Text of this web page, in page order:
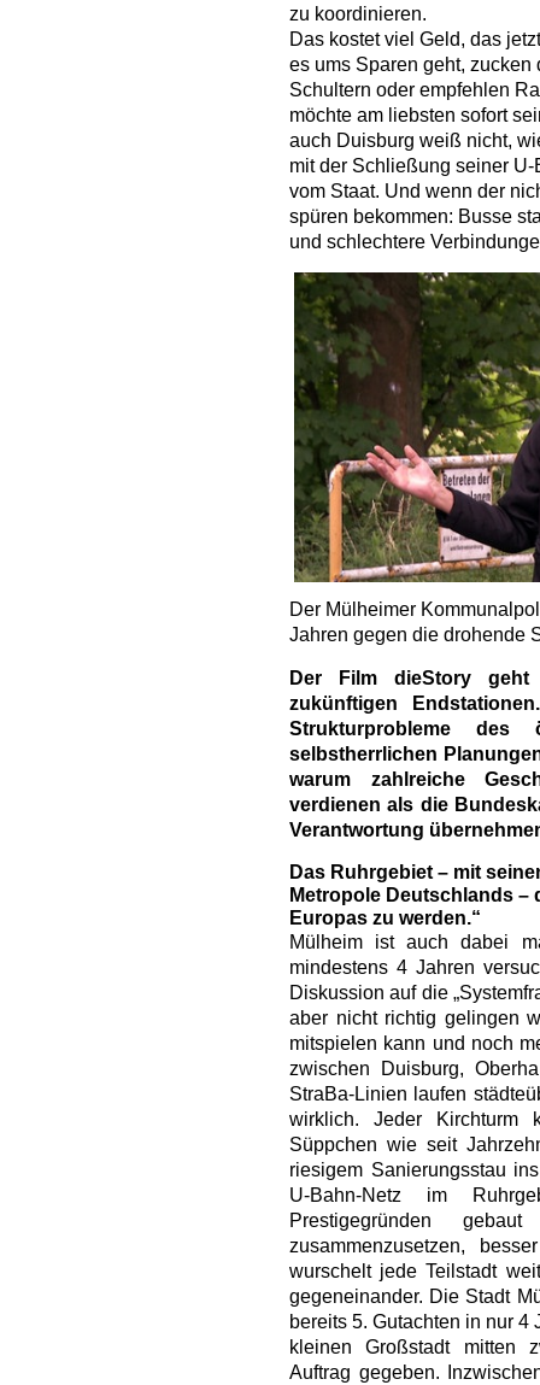
zu koordinieren.
Das kostet viel Geld, das
es ums Sparen geht,
Schultern oder empfehlen
möchte am liebsten sofort
auch Duisburg weiß nicht,
mit der Schließung seiner
vom Staat. Und wenn der
spüren bekommen: Busse
und schlechtere
Der Mülheimer
Jahren gegen die drohende
Der Film dieStory
zukünftigen
Strukturprobleme des
selbstherrlichen
warum zahlreiche
verdienen als die
Verantwortung
Das Ruhrgebiet – mit
Metropole Deutschlands
Europas zu werden.“
Mülheim ist auch dabei
mindestens 4 Jahren
Diskussion auf die
aber nicht richtig gelingen
mitspielen kann und noch
zwischen Duisburg,
StraBa-Linien laufen
wirklich. Jeder Kirchturm
Süppchen wie seit
riesigem Sanierungsstau
U-Bahn-Netz im
Prestigegründen
zusammenzusetzen,
wurschelt jede Teilstadt
gegeneinander. Die Stadt
bereits 5. Gutachten in nur 4
kleinen Großstadt mitten
Auftrag gegeben.